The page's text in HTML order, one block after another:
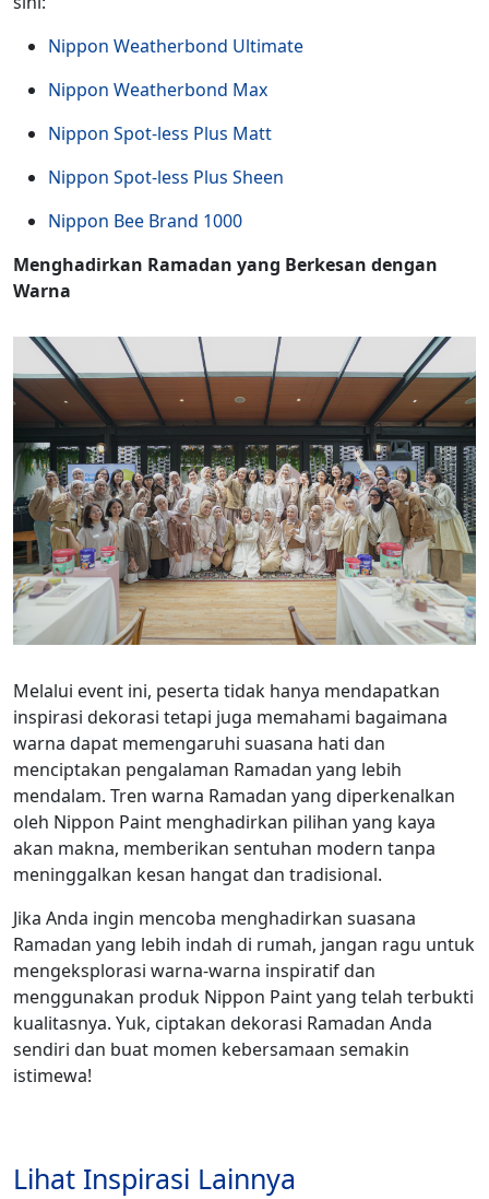
Nippon Weatherbond Ultimate
Nippon Weatherbond Max
Nippon Spot-less Plus Matt
Nippon Spot-less Plus Sheen
Nippon Bee Brand 1000
Menghadirkan Ramadan yang Berkesan dengan
Warna
Melalui event ini, peserta tidak hanya mendapatkan
inspirasi dekorasi tetapi juga memahami bagaimana
warna dapat memengaruhi suasana hati dan
menciptakan pengalaman Ramadan yang lebih
mendalam. Tren warna Ramadan yang diperkenalkan
oleh Nippon Paint menghadirkan pilihan yang kaya
akan makna, memberikan sentuhan modern tanpa
meninggalkan kesan hangat dan tradisional.
Jika Anda ingin mencoba menghadirkan suasana
Ramadan yang lebih indah di rumah, jangan ragu untuk
mengeksplorasi warna-warna inspiratif dan
menggunakan produk Nippon Paint yang telah terbukti
kualitasnya. Yuk, ciptakan dekorasi Ramadan Anda
sendiri dan buat momen kebersamaan semakin
istimewa!
Lihat Inspirasi Lainnya